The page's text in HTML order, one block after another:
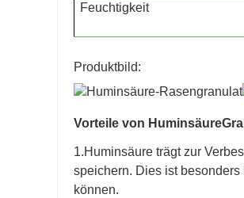
Feuchtigkeit
Produktbild:
Vorteile von Huminsäure
1.Huminsäure trägt zur
speichern. Dies ist
können.